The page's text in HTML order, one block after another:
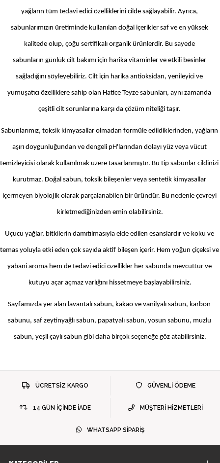
yağların tüm tedavi edici özelliklerini cilde sağlayabilir. Ayrıca,
sabunlarımızın üretiminde kullanılan doğal içerikler saf ve en yüksek
kalitede olup, çoğu sertifikalı organik ürünlerdir. Bu sayede
sabunların günlük cilt bakımı için harika vitaminler ve etkili besinler
sağladığını söyleyebiliriz. Cilt için harika antioksidan, yenileyici ve
yumuşatıcı özelliklere sahip olan Hatice Teyze sabunları, aynı zamanda
çeşitli cilt sorunlarına karşı da çözüm niteliği taşır.
Sabunlarımız, toksik kimyasallar olmadan formüle edildiklerinden, yağların
aşırı doygunluğundan ve dengeli pH'larından dolayı yüz veya vücut
temizleyicisi olarak kullanılmak üzere tasarlanmıştır. Bu tip sabunlar cildinizi
kurutmaz. Doğal sabun, toksik bileşenler veya sentetik kimyasallar
içermeyen biyolojik olarak parçalanabilen bir üründür. Bu nedenle çevreyi
kirletmediğinizden emin olabilirsiniz.
Uçucu yağlar, bitkilerin damıtılmasıyla elde edilen esanslardır ve koku ve
temas yoluyla etki eden çok sayıda aktif bileşen içerir. Hem yoğun çiçeksi ve
yabani aroma hem de tedavi edici özellikler her sabunda mevcuttur ve
kutuyu açar açmaz varlığını hissetmeye başlayabilirsiniz.
Sayfamızda yer alan lavantalı sabun, kakao ve vanilyalı sabun, karbon
sabunu, saf zeytinyağlı sabun, papatyalı sabun, yosun sabunu, muzlu
sabun, yeşil çaylı sabun gibi daha birçok seçeneğe göz atabilirsiniz.
ÜCRETSİZ KARGO GÜVENLİ ÖDEME
14 GÜN İÇİNDE İADE MÜŞTERİ HİZMETLERİ
WHATSAPP SİPARİŞ